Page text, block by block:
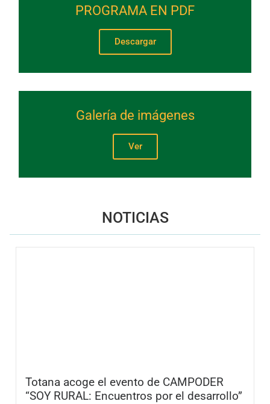
PROGRAMA EN PDF
Descargar
Galería de imágenes
Ver
NOTICIAS
Totana acoge el evento de CAMPODER
“SOY RURAL: Encuentros por el desarrollo”